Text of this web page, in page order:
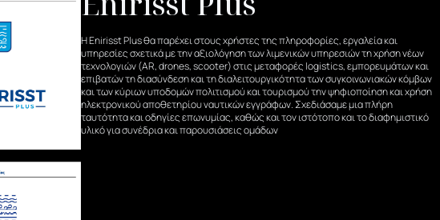
Η Enirisst Plus θα παρέχει στους χρήστες της πληροφορίες, εργαλεία και
υπηρεσίες σχετικά με την αξιολόγηση των λιμενικών υπηρεσιών τη χρήση νέων
τεχνολογιών (AR, drones, scooter) στις μεταφορές logistics, εμπορευμάτων και
επιβατών τη διασύνδεση και τη διαλειτουργικότητα των συγκοινωνιακών κόμβων
και των κύριων υποδομών πολιτισμού και τουρισμού την ψηφιοποίηση και χρήση
ηλεκτρονικού αποθετηρίου ναυτικών εγγράφων. Σχεδιάσαμε μια πλήρη
ταυτότητα και οδηγίες επωνυμίας, καθώς και τον ιστότοπο και το διαφημιστικό
υλικό για συνέδρια και παρουσιάσεις ομάδων